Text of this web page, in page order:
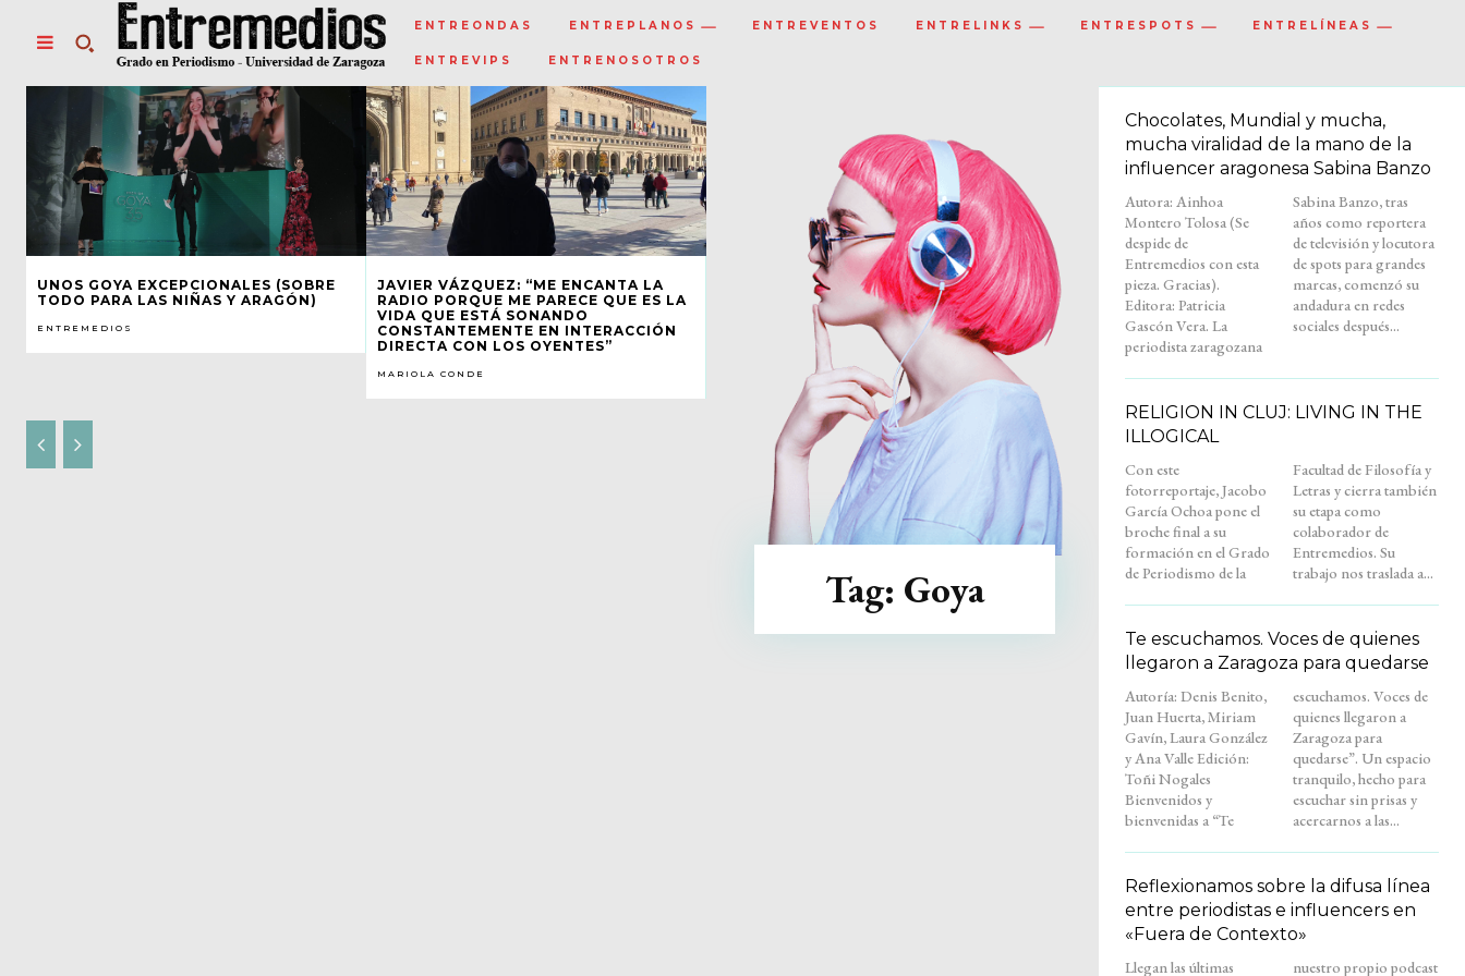
ENTREONDAS ENTREPLANOS ENTREVENTOS ENTRELINKS ENTRESPOTS ENTRELÍNEAS
ENTREVIPS ENTRENOSOTROS
UNOS GOYA EXCEPCIONALES (SOBRE
TODO PARA LAS NIÑAS Y ARAGÓN)
ENTREMEDIOS
JAVIER VÁZQUEZ: “ME ENCANTA LA
RADIO PORQUE ME PARECE QUE ES LA
VIDA QUE ESTÁ SONANDO
CONSTANTEMENTE EN INTERACCIÓN
DIRECTA CON LOS OYENTES”
MARIOLA CONDE
Tag: Goya
Chocolates, Mundial y mucha,
mucha viralidad de la mano de la
influencer aragonesa Sabina Banzo
Autora: Ainhoa
Montero Tolosa (Se
despide de
Entremedios con esta
pieza. Gracias).
Editora: Patricia
Gascón Vera. La
periodista zaragozana
Sabina Banzo, tras
años como reportera
de televisión y locutora
de spots para grandes
marcas, comenzó su
andadura en redes
sociales después...
RELIGION IN CLUJ: LIVING IN THE
ILLOGICAL
Con este
fotorreportaje, Jacobo
García Ochoa pone el
broche final a su
formación en el Grado
de Periodismo de la
Facultad de Filosofía y
Letras y cierra también
su etapa como
colaborador de
Entremedios. Su
trabajo nos traslada a...
Te escuchamos. Voces de quienes
llegaron a Zaragoza para quedarse
Autoría: Denis Benito,
Juan Huerta, Miriam
Gavín, Laura González
y Ana Valle Edición:
Toñi Nogales
Bienvenidos y
bienvenidas a “Te
escuchamos. Voces de
quienes llegaron a
Zaragoza para
quedarse”. Un espacio
tranquilo, hecho para
escuchar sin prisas y
acercarnos a las...
Reflexionamos sobre la difusa línea
entre periodistas e influencers en
«Fuera de Contexto»
Llegan las últimas
nuestro propio podcast